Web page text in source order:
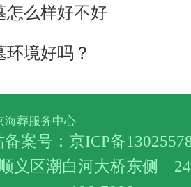
怎么样好不好
境好吗？
海葬服务中心
备案号： 京ICP备
义区潮白河大桥东侧